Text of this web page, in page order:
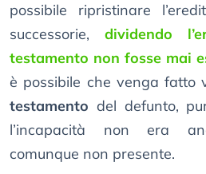
possibile ripristinare
successorie, dividendo
testamento non fosse mai
è possibile che venga fatto
testamento del defunto,
l’incapacità non era
comunque non presente.